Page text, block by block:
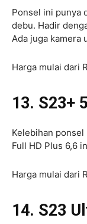
Ponsel ini punya
debu. Hadir
Ada juga kamera
Harga mulai dari
13. S23+
Kelebihan ponsel
Full HD Plus 6,6
Harga mulai dari
14. S23